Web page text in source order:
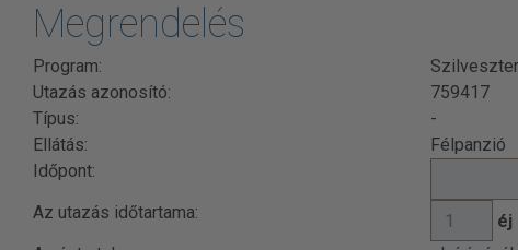
Megrendelés
Program:
Utazás azonosító:
759417
Típus:
-
Ellátás:
Félpanzió
Időpont:
Az utazás időtartama:
éj